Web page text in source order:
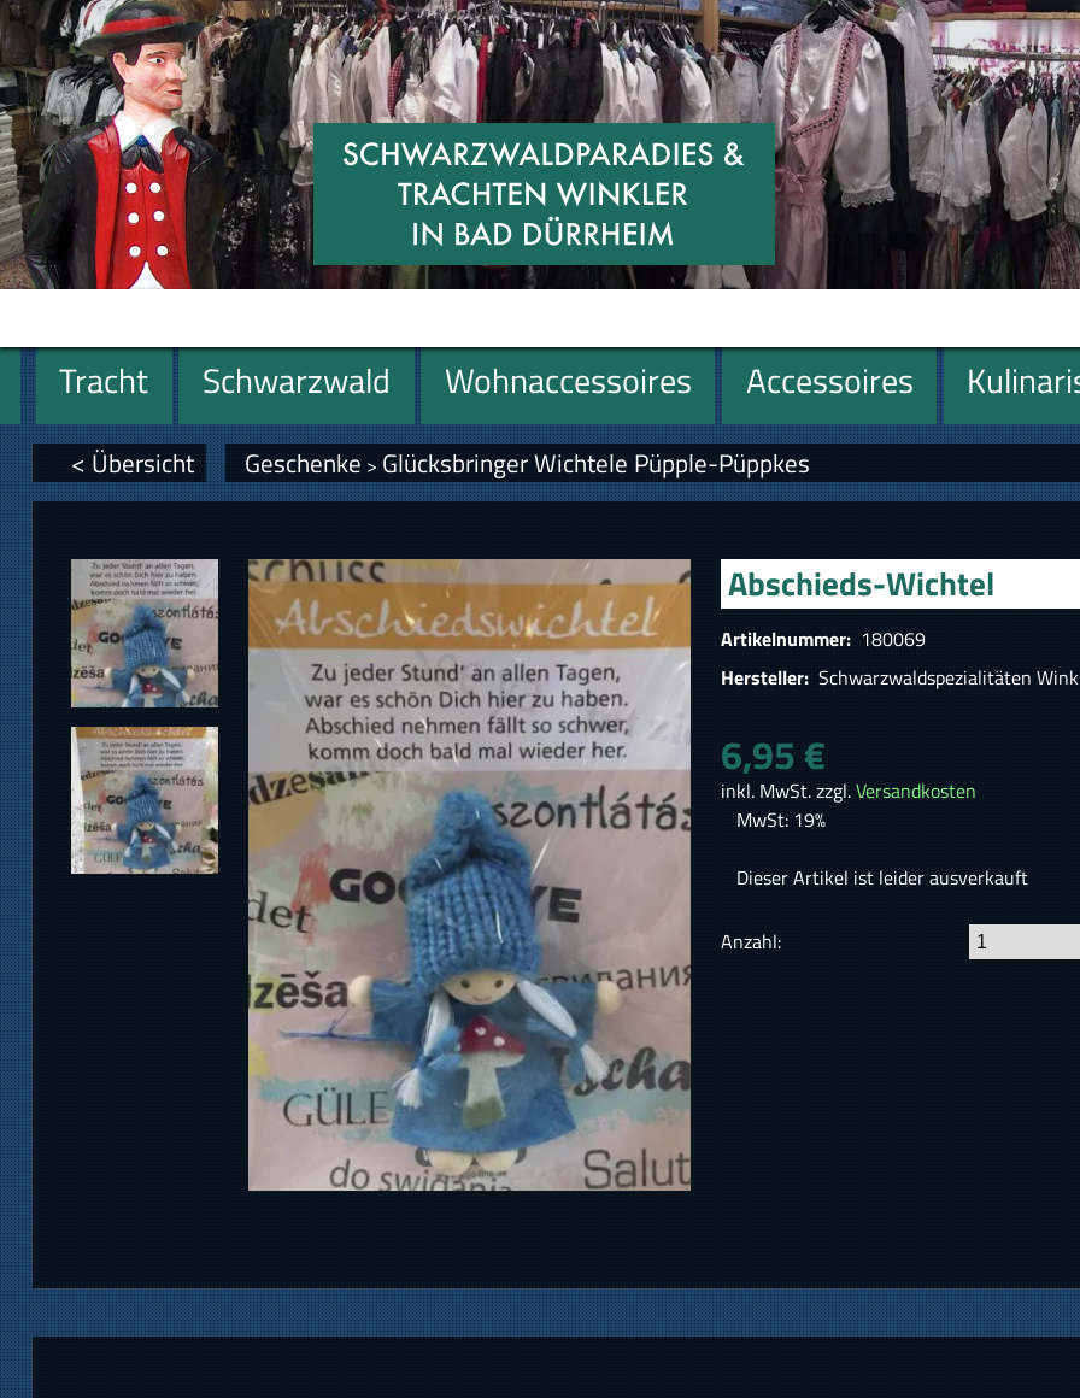
Tracht Schwarzwald Wohnaccessoires Accessoires
Geschenke
< Übersicht Geschenke > Glücksbringer Wichtele Püpple-Püppkes
Abschieds-Wichtel
Artikelnummer: 180069
Hersteller: Schwarzwaldspezialitäten
6,95 €
inkl. MwSt. zzgl.Versandkosten
MwSt: 19%
Dieser Artikel ist leider ausverkauft
Anzahl: